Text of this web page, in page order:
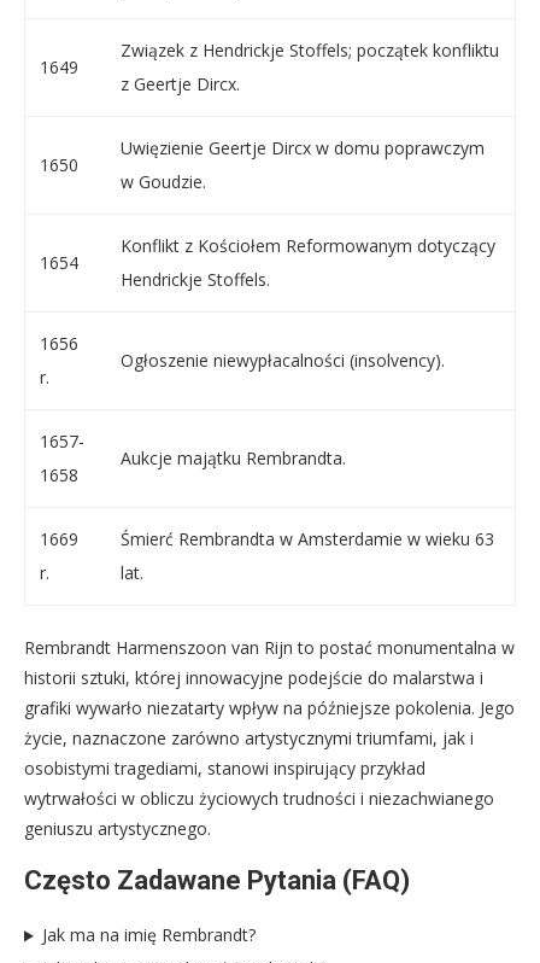
1649
Związek z Hendrickje Stoffels; początek konfliktu
z Geertje Dircx.
1650
Uwięzienie Geertje Dircx w domu poprawczym
w Goudzie.
1654
Konflikt z Kościołem Reformowanym dotyczący
Hendrickje Stoffels.
1656
r.
Ogłoszenie niewypłacalności (insolvency).
1657-
1658
Aukcje majątku Rembrandta.
1669
r.
Śmierć Rembrandta w Amsterdamie w wieku 63
lat.
Rembrandt Harmenszoon van Rijn to postać monumentalna w
historii sztuki, której innowacyjne podejście do malarstwa i
grafiki wywarło niezatarty wpływ na późniejsze pokolenia. Jego
życie, naznaczone zarówno artystycznymi triumfami, jak i
osobistymi tragediami, stanowi inspirujący przykład
wytrwałości w obliczu życiowych trudności i niezachwianego
geniuszu artystycznego.
Często Zadawane Pytania (FAQ)
Jak ma na imię Rembrandt?